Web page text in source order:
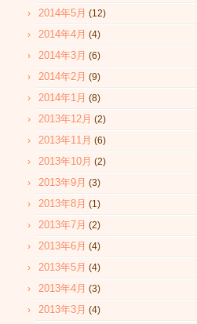
2014年5月 (12)
2014年4月 (4)
2014年3月 (6)
2014年2月 (9)
2014年1月 (8)
2013年12月 (2)
2013年11月 (6)
2013年10月 (2)
2013年9月 (3)
2013年8月 (1)
2013年7月 (2)
2013年6月 (4)
2013年5月 (4)
2013年4月 (3)
2013年3月 (4)